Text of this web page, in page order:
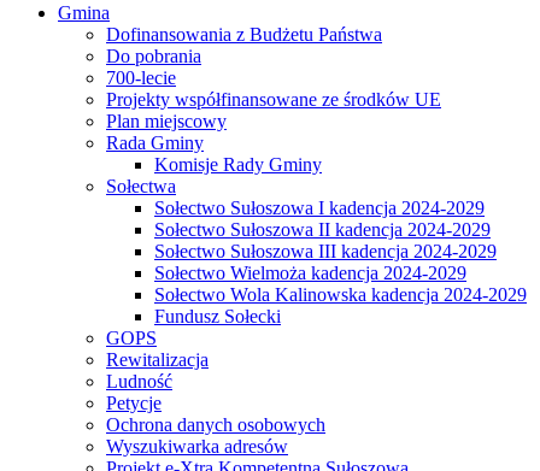
Gmina
Dofinansowania z Budżetu Państwa
Do pobrania
700-lecie
Projekty współfinansowane ze środków UE
Plan miejscowy
Rada Gminy
Komisje Rady Gminy
Sołectwa
Sołectwo Sułoszowa I kadencja 2024-2029
Sołectwo Sułoszowa II kadencja 2024-2029
Sołectwo Sułoszowa III kadencja 2024-2029
Sołectwo Wielmoża kadencja 2024-2029
Sołectwo Wola Kalinowska kadencja 2024-2029
Fundusz Sołecki
GOPS
Rewitalizacja
Ludność
Petycje
Ochrona danych osobowych
Wyszukiwarka adresów